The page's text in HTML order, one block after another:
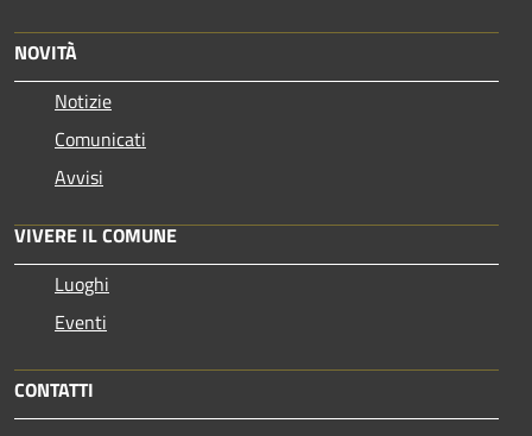
NOVITÀ
Notizie
Comunicati
Avvisi
VIVERE IL COMUNE
Luoghi
Eventi
CONTATTI